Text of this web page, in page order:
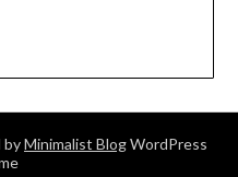
byMinimalist BlogWordPress